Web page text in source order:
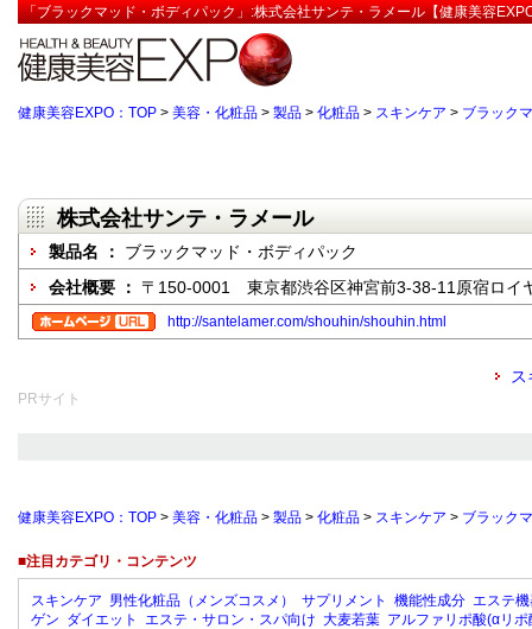
「ブラックマッド・ボディパック」:株式会社サンテ・ラメール【健康美容
健康美容EXPO：TOP > 美容・化粧品 > 製品 > 化粧品 > スキンケア > ブラック
株式会社サンテ・ラメール
製品名 ： ブラックマッド・ボディパック
会社概要 ： 〒150-0001 東京都渋谷区神宮前3-38-11原宿ロイ
http://santelamer.com/shouhin/shouhin.html
PRサイト
健康美容EXPO：TOP > 美容・化粧品 > 製品 > 化粧品 > スキンケア > ブラック
■注目カテゴリ・コンテンツ
スキンケア 男性化粧品（メンズコスメ） サプリメント 機能性成分 エステ
ゲン ダイエット エステ・サロン・スパ向け 大麦若葉 アルファリポ酸(αリポ